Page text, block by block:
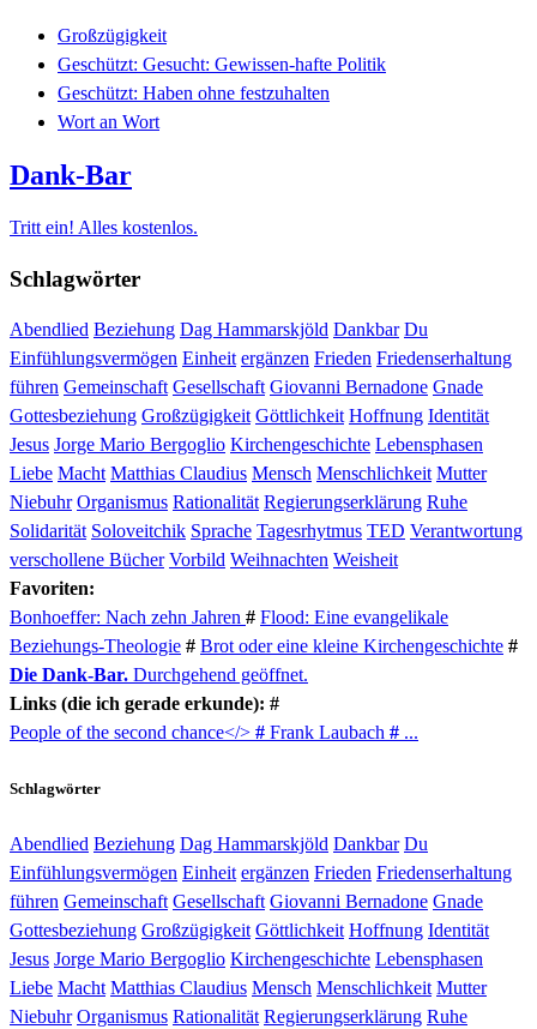
Großzügigkeit
Geschützt: Gesucht: Gewissen-hafte Politik
Geschützt: Haben ohne festzuhalten
Wort an Wort
Dank-Bar
Tritt ein! Alles kostenlos.
Schlagwörter
Abendlied Beziehung Dag Hammarskjöld Dankbar Du
Einfühlungsvermögen Einheit ergänzen Frieden Friedenserhaltung
führen Gemeinschaft Gesellschaft Giovanni Bernadone Gnade
Gottesbeziehung Großzügigkeit Göttlichkeit Hoffnung Identität
Jesus Jorge Mario Bergoglio Kirchengeschichte Lebensphasen
Liebe Macht Matthias Claudius Mensch Menschlichkeit Mutter
Niebuhr Organismus Rationalität Regierungserklärung Ruhe
Solidarität Soloveitchik Sprache Tagesrhytmus TED Verantwortung
verschollene Bücher Vorbild Weihnachten Weisheit
Favoriten:
Bonhoeffer: Nach zehn Jahren # Flood: Eine evangelikale
Beziehungs-Theologie # Brot oder eine kleine Kirchengeschichte #
Die Dank-Bar. Durchgehend geöffnet.
Links (die ich gerade erkunde): #
People of the second chance</> # Frank Laubach # ...
Schlagwörter
Abendlied Beziehung Dag Hammarskjöld Dankbar Du
Einfühlungsvermögen Einheit ergänzen Frieden Friedenserhaltung
führen Gemeinschaft Gesellschaft Giovanni Bernadone Gnade
Gottesbeziehung Großzügigkeit Göttlichkeit Hoffnung Identität
Jesus Jorge Mario Bergoglio Kirchengeschichte Lebensphasen
Liebe Macht Matthias Claudius Mensch Menschlichkeit Mutter
Niebuhr Organismus Rationalität Regierungserklärung Ruhe